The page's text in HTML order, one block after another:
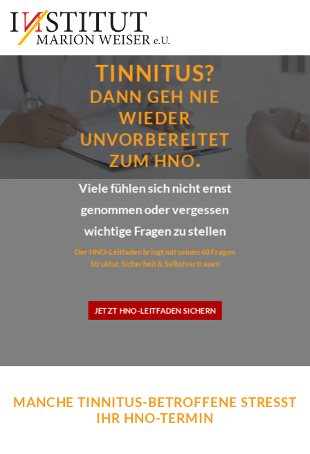
TINNITUS?
DANN GEH NIE
WIEDER
UNVORBEREITET
ZUM HNO.
Viele fühlen sich nicht ernst
genommen oder vergessen
wichtige Fragen zu stellen
Der HNO-Leitfaden bringt mit seinen 60 Fragen
Struktur, Sicherheit & Selbstvertrauen
JETZT HNO-LEITFADEN SICHERN
MANCHE TINNITUS-BETROFFENE STRESST
IHR HNO-TERMIN